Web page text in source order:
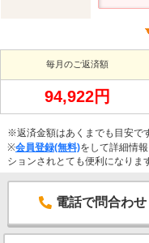
毎月のご返済額
94,922円
※返済金額はあくまでも目安で
※会員登録(無料)をして詳細情
ションされとても便利になりま
電話で問合わせ